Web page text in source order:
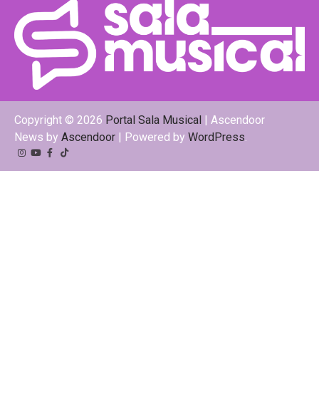
Copyright © 2026 Portal Sala Musical
| Ascendoor
News by Ascendoor | Powered by WordPress.
Instagram
YouTube
Facebook
Tiktok